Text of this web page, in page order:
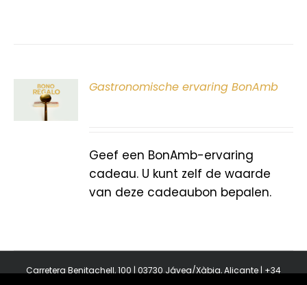
Gastronomische ervaring BonAmb
Geef een BonAmb-ervaring
cadeau. U kunt zelf de waarde
van deze cadeaubon bepalen.
Carretera Benitachell, 100 | 03730 Jávea/Xàbia, Alicante | +34